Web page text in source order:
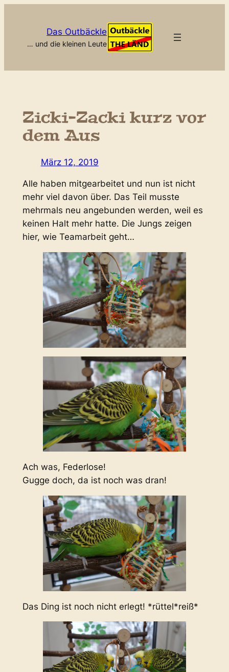
Das Outbäckle
… und die kleinen Leute
Zicki-Zacki kurz vor
dem Aus
März 12, 2019
Alle haben mitgearbeitet und nun ist nicht
mehr viel davon über. Das Teil musste
mehrmals neu angebunden werden, weil es
keinen Halt mehr hatte. Die Jungs zeigen
hier, wie Teamarbeit geht…
Ach was, Federlose!
Gugge doch, da ist noch was dran!
Das Ding ist noch nicht erlegt! *rüttel*reiß*